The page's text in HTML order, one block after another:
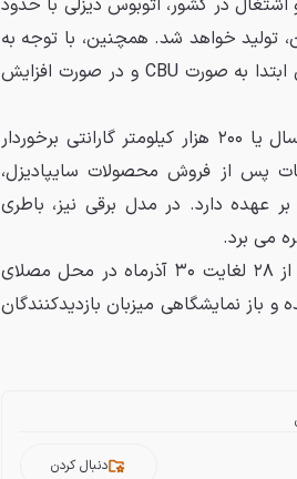
در کشور، اتوبوس دیزلی با حدود
تولید خواهد شد. همچنین، با توجه به
توافقات صورت گرفته با شریک تجاری خارجی، اتوبوس برقی ابتدا به صورت CBU و در صورت افزایش
بر اساس این گزارش، محصولات مسافری سایپادیزل از ۲ سال یا ۲۰۰ هزار کیلومتر گارانتی برخوردار
پس از فروش محصولات سایپادیزل،
عهده دارد. در مدل برقی نیز، باطری
پنجمین نمایشگاه حمل و نقل، لجستیک و صنایع وابسته از ۲۸ لغایت ۳۰ آذرماه در محل مصلای
باز نمایشگاهی میزبان بازدیدکنندگان
دنبال کردن